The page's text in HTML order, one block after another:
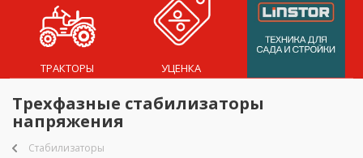
ТРАКТОРЫ УЦЕНКА
Трехфазные стабилизаторы
напряжения
Стабилизаторы